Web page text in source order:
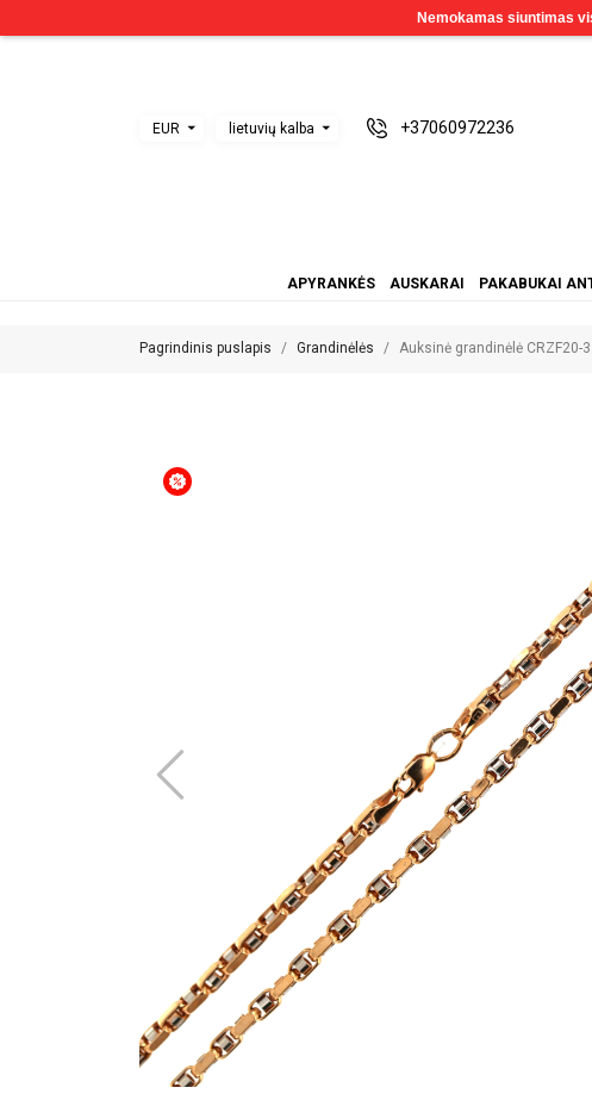
EUR lietuvių kalba +37060972236
APYRANKĖS AUSKARAI PAKABUKAI
Pagrindinis puslapis Grandinėlės Auksinė grandinėlė CRZF20-